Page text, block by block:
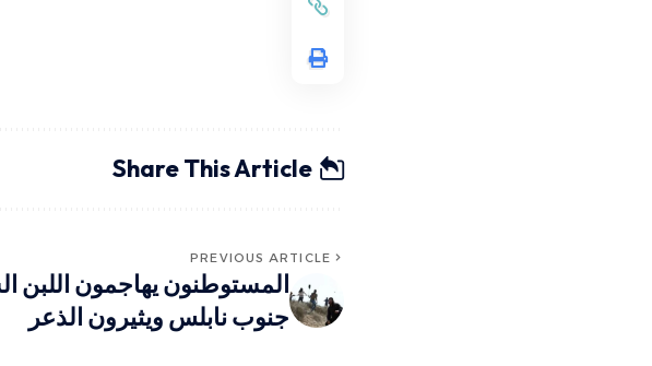
Share This Article
PREVIOUS ARTICLE
المستوطنون يهاجمون اللبن
جنوب نابلس ويثيرون الذعر